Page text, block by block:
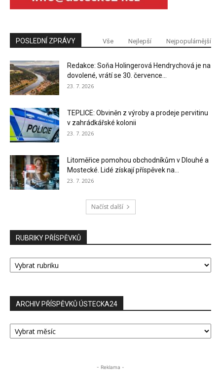
POSLEDNÍ ZPRÁVY Vše Nejlepší Nejpopulárnější
Redakce: Soňa Holingerová Hendrychová je na
dovolené, vrátí se 30. července...
23. 7. 2026
TEPLICE: Obviněn z výroby a prodeje pervitinu
v zahrádkářské kolonii
23. 7. 2026
Litoměřice pomohou obchodníkům v Dlouhé a
Mostecké. Lidé získají příspěvek na...
23. 7. 2026
Načíst další
RUBRIKY PŘÍSPĚVKŮ
RUBRIKY
PŘÍSPĚVKŮ
ARCHIV PŘÍSPĚVKŮ ÚSTECKA24
ARCHIV
PŘÍSPĚVKŮ
- Reklama -